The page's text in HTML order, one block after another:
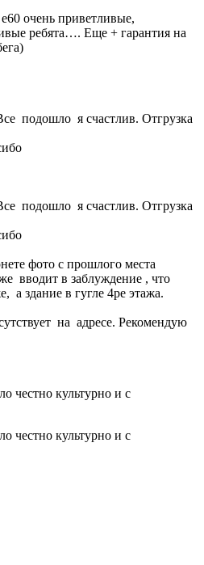
очень приветливые,
ребята…. Еще + гарантия на
подошло я счастлив. Отгрузка
подошло я счастлив. Отгрузка
фото с прошлого места
вводит в заблуждение , что
а здание в гугле 4ре этажа.
на адресе. Рекомендую
честно культурно и с
честно культурно и с